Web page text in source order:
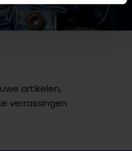
artikelen,
verrassingen